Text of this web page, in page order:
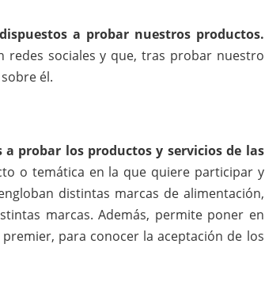
a probar nuestros productos.
redes sociales y que, tras probar nuestro
él.
probar los productos y servicios de las
o temática en la que quiere participar y
distintas marcas de alimentación,
marcas. Además, permite poner en
para conocer la aceptación de los